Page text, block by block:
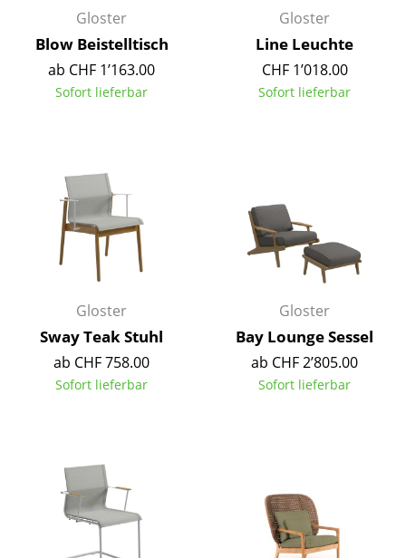
... alle Aufbewahrungsmöbel
Licht
Hängeleuchten & Deckenleuchten
Stehleuchten & Leseleuchten
Bodenleuchten
Wandleuchten
Outdoor-Leuchten
Akkuleuchten
... alle Leuchten
Doppelbetten
Einzelbetten
Stapelbetten
Gloster
Blow Beistelltisch
ab CHF 1’163.00
Sofort lieferbar
Gloster
Line Leuchte
CHF 1’018.00
Sofort lieferbar
Gloster
Sway Teak Stuhl
ab CHF 758.00
Sofort lieferbar
Gloster
Bay Lounge Sessel
ab CHF 2’805.00
Sofort lieferbar